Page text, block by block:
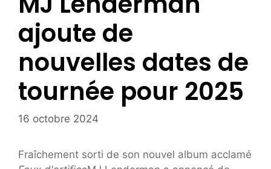
ajoute de
nouvelles dates de
tournée pour 2025
16 octobre 2024
Fraîchement sorti de son nouvel album acclamé